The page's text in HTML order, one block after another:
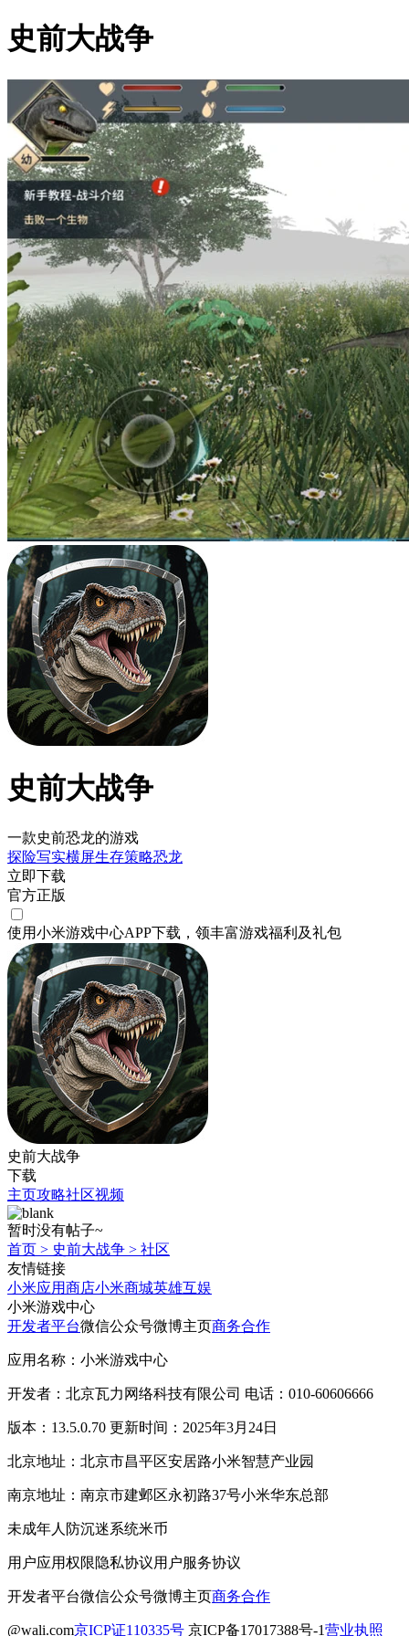
史前大战争
史前大战争
一款史前恐龙的游戏
探险写实横屏生存策略恐龙
立即下载
官方正版
使用小米游戏中心APP下载 ，领丰富游戏福利 及礼包
史前大战争
下载
主页攻略社区视频
暂时没有帖子~
首页 > 史前大战争 > 社区
友情链接
小米应用商店小米商城英雄互娱
小米游戏中心
开发者平台微信公众号微博主页商务合作
应用名称：小米游戏中心
开发者：北京瓦力网络科技有限公司 电话：010-60606666
版本：13.5.0.70 更新时间：2025年3月24日
北京地址：北京市昌平区安居路小米智慧产业园
南京地址：南京市建邺区永初路37号小米华东总部
未成年人防沉迷系统米币
用户应用权限隐私协议用户服务协议
开发者平台微信公众号微博主页商务合作
@wali.com京ICP证110335号 京ICP备17017388号-1营业执照